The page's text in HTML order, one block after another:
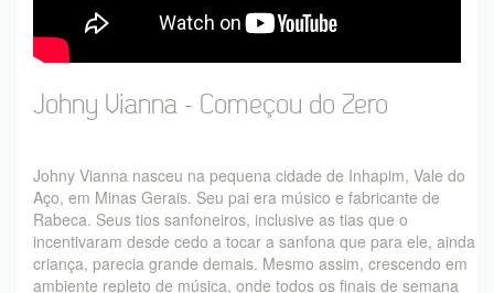
Johny Vianna - Começou do Zero
Johny Vianna nasceu na pequena cidade de Inhapim, Vale do
Aço, em Minas Gerais. Seu pai era músico e fabricante de
Rabeca. Seus tios sanfoneiros, inclusive as tias que o
incentivaram desde cedo a tocar a sanfona que para ele, ainda
criança, parecia grande demais. Mesmo assim, crescendo em
ambiente repleto de música, onde todos os finais de semana